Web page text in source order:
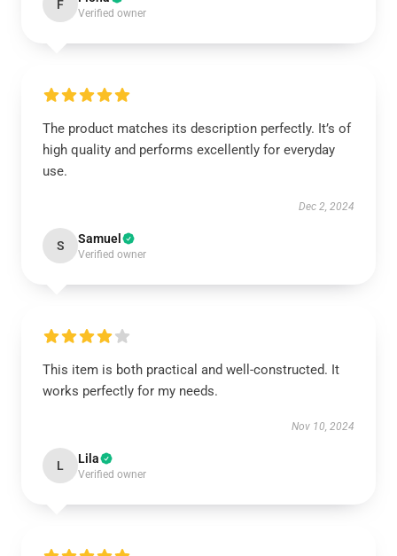
F
Verified owner
The product matches its description perfectly. It’s of
high quality and performs excellently for everyday
use.
Dec 2, 2024
S Samuel
Verified owner
This item is both practical and well-constructed. It
works perfectly for my needs.
Nov 10, 2024
L Lila
Verified owner